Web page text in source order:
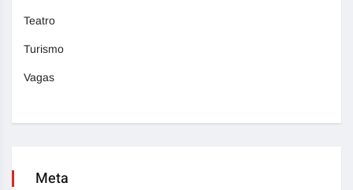
Teatro
Turismo
Vagas
Meta